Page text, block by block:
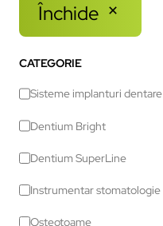
Închide
CATEGORIE
Sisteme implanturi dentare
Dentium Bright
Dentium SuperLine
Instrumentar stomatologie
Osteotoame